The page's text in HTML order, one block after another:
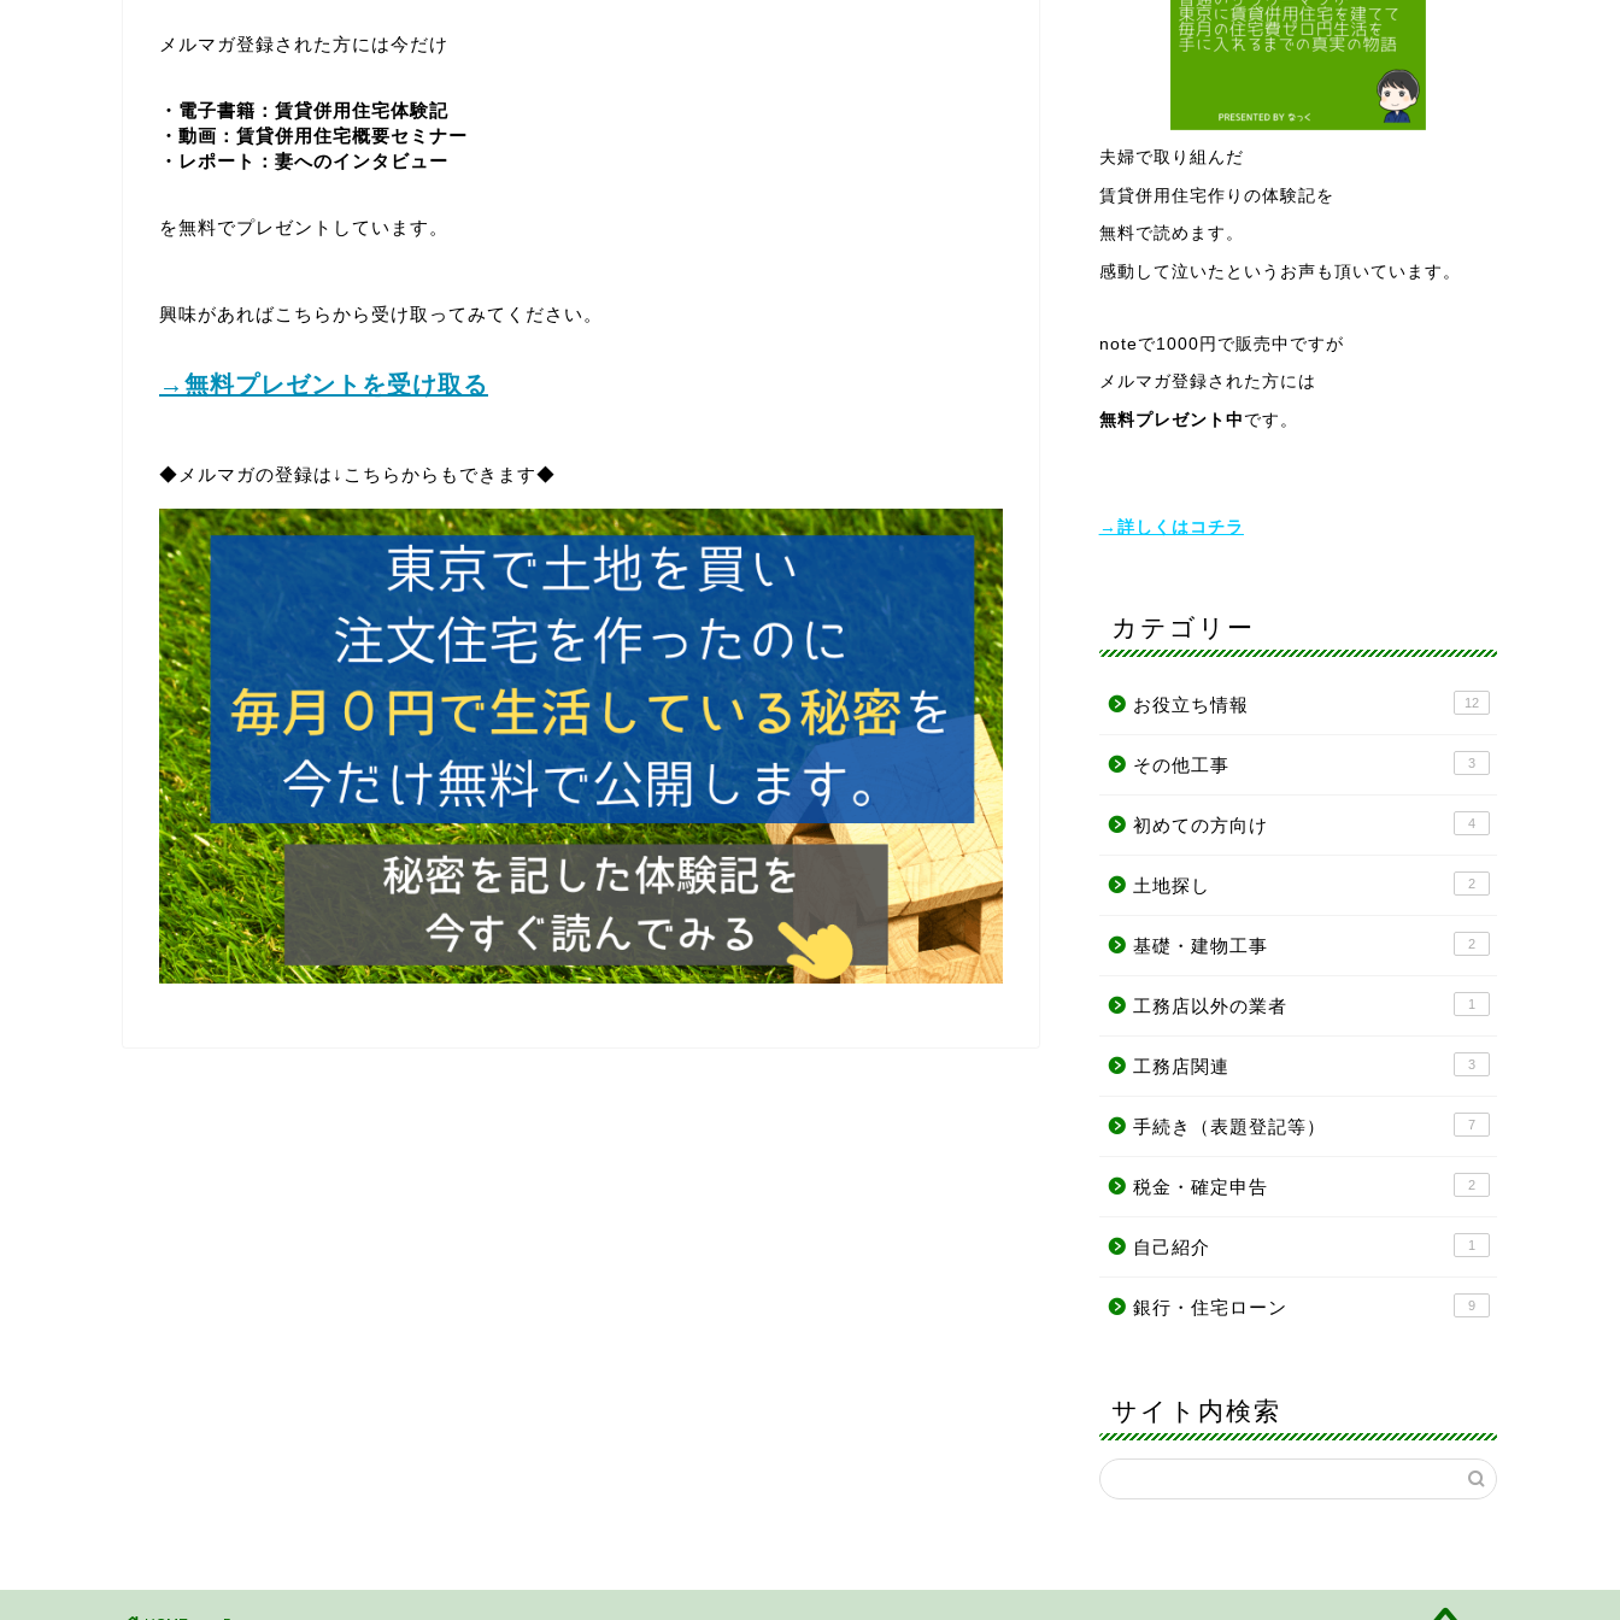
メルマガ登録された方には今だけ
・電子書籍：賃貸併用住宅体験記
・動画：賃貸併用住宅概要セミナー
・レポート：妻へのインタビュー
を無料でプレゼントしています。
興味があればこちらから受け取ってみてください。
→無料プレゼントを受け取る
◆メルマガの登録は↓こちらからもできます◆
夫婦で取り組んだ
賃貸併用住宅作りの体験記を
無料で読めます。
感動して泣いたというお声も頂いています。
noteで1000円で販売中ですが
メルマガ登録された方には
無料プレゼント中 です。
→詳しくはコチラ
カテゴリー
お役立ち情報 12
その他工事 3
初めての方向け 4
土地探し 2
基礎・建物工事 2
工務店以外の業者 1
工務店関連 3
手続き（表題登記等） 7
税金・確定申告 2
自己紹介 1
銀行・住宅ローン 9
サイト内検索